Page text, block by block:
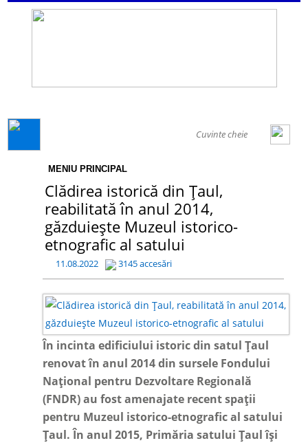
MENIU PRINCIPAL
Clădirea istorică din Țaul,
reabilitată în anul 2014,
găzduiește Muzeul istorico-
etnografic al satului
11.08.2022 3145 accesări
În incinta edificiului istoric din satul Țaul
renovat în anul 2014 din sursele Fondului
Național pentru Dezvoltare Regională
(FNDR) au fost amenajate recent spații
pentru Muzeul istorico-etnografic al satului
Țaul. În anul 2015, Primăria satului Țaul își